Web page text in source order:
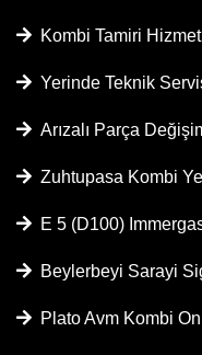
Kombi Tamiri
Yerinde Teknik
Arızalı Parça
Zuhtupasa Kombi
E 5 (D100)
Beylerbeyi Sarayi
Plato Avm Kombi